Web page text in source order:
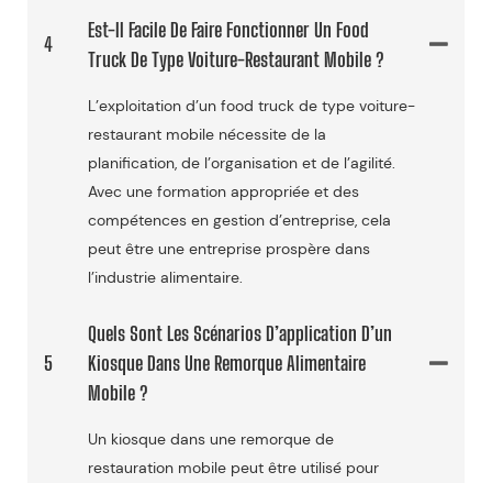
4
Est-Il Facile De Faire Fonctionner Un Food
Truck De Type Voiture-Restaurant Mobile ?
L’exploitation d’un food truck de type voiture-
restaurant mobile nécessite de la
planification, de l’organisation et de l’agilité.
Avec une formation appropriée et des
compétences en gestion d’entreprise, cela
peut être une entreprise prospère dans
l’industrie alimentaire.
5
Quels Sont Les Scénarios D’application D’un
Kiosque Dans Une Remorque Alimentaire
Mobile ?
Un kiosque dans une remorque de
restauration mobile peut être utilisé pour